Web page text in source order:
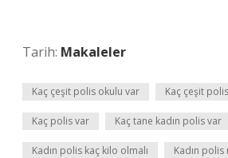
Tarih: Makaleler
Kaç çeşit polis okulu var Kaç çeşit
Kaç polis var Kaç tane kadın polis var
Kadın polis kaç kilo olmalı Kadın polis